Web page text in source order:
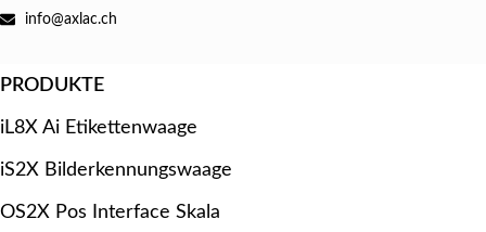
info@axlac.ch
PRODUKTE
iL8X Ai Etikettenwaage
iS2X Bilderkennungswaage
OS2X Pos Interface Skala